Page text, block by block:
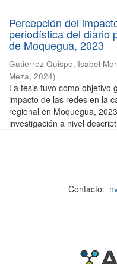
Percepción del
periodística del diario
de Moquegua, 2023
Gutierrez Quispe, Isabel
Meza, 2024)
La tesis tuvo como objetivo
impacto de las redes en la
regional en Moquegua,
investigación a nivel
Contacto: